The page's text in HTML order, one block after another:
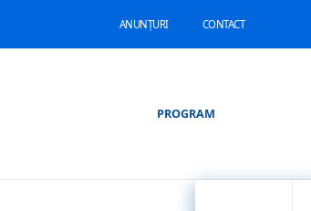
ANUNȚURI CONTACT
PROGRAM